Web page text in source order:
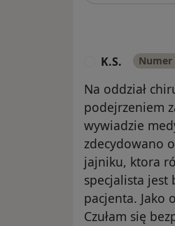
K.S.
Na oddział
podejrzeniem
wywiadzie
zdecydowano
jajniku, ktora
specjalista jest
pacjenta. Jako
Czułam się